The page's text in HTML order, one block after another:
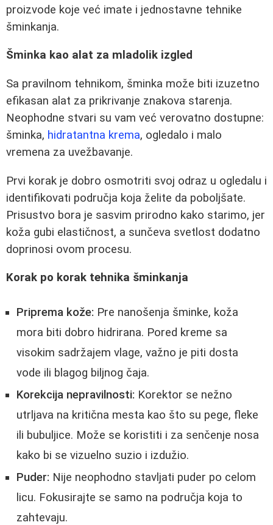
proizvode koje već imate i jednostavne tehnike
šminkanja.
Šminka kao alat za mladolik izgled
Sa pravilnom tehnikom, šminka može biti izuzetno
efikasan alat za prikrivanje znakova starenja.
Neophodne stvari su vam već verovatno dostupne:
šminka, hidratantna krema, ogledalo i malo
vremena za uvežbavanje.
Prvi korak je dobro osmotriti svoj odraz u ogledalu i
identifikovati područja koja želite da poboljšate.
Prisustvo bora je sasvim prirodno kako starimo, jer
koža gubi elastičnost, a sunčeva svetlost dodatno
doprinosi ovom procesu.
Korak po korak tehnika šminkanja
Priprema kože: Pre nanošenja šminke, koža
mora biti dobro hidrirana. Pored kreme sa
visokim sadržajem vlage, važno je piti dosta
vode ili blagog biljnog čaja.
Korekcija nepravilnosti: Korektor se nežno
utrljava na kritična mesta kao što su pege, fleke
ili bubuljice. Može se koristiti i za senčenje nosa
kako bi se vizuelno suzio i izdužio.
Puder: Nije neophodno stavljati puder po celom
licu. Fokusirajte se samo na područja koja to
zahtevaju.